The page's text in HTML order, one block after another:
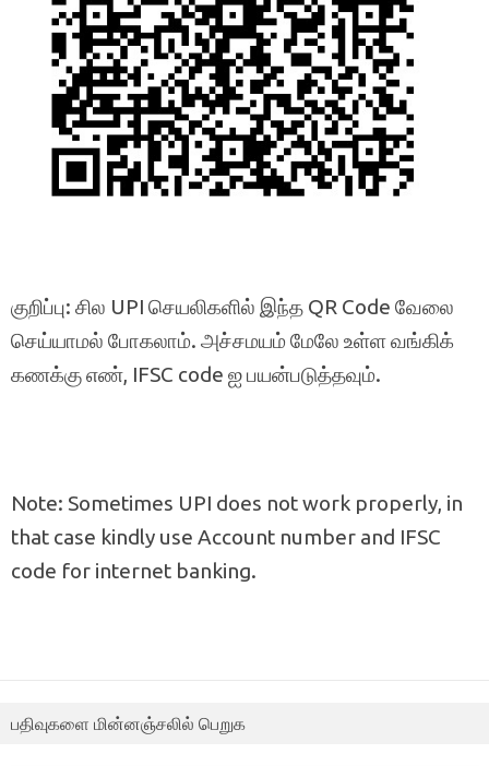
குறிப்பு: சில UPI செயலிகளில் இந்த QR Code வேலை
செய்யாமல் போகலாம். அச்சமயம் மேலே உள்ள வங்கிக்
கணக்கு எண், IFSC code ஐ பயன்படுத்தவும்.
Note: Sometimes UPI does not work properly, in
that case kindly use Account number and IFSC
code for internet banking.
பதிவுகளை மின்னஞ்சலில் பெறுக